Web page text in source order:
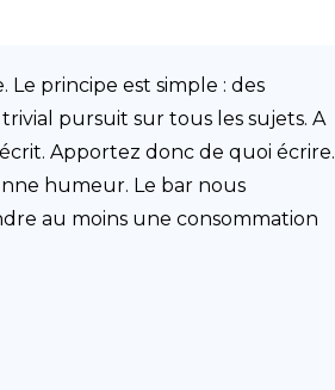
principe est simple : des
pursuit sur tous les sujets. A
Apportez donc de quoi écrire.
humeur. Le bar nous
au moins une consommation